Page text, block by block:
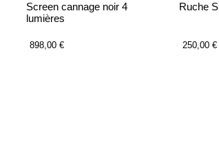
Screen cannage noir 4
lumières
898,00 €
Ruche S
250,00 €